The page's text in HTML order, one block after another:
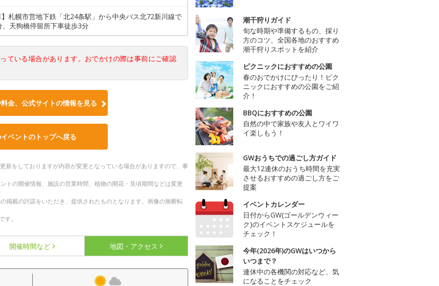
】札幌市営地下鉄「北24条駅」から中央バス北72新川線で
、天狗橋停留所下車徒歩3分
ている場合があります。おでかけの際は事前にご確認
金、公式サイトの情報を見る
ベントのトップへ戻る
新をしておりますが内容が変更となっている場合がありますので、事
トの開催情報、施設の営業時間、植物の開花・見頃期間などは変更
掲載の許諾をいただき、提供されたものとなります。画像の無断転
。
開催時間など 地図・アクセス
潮干狩りガイド
旬な時期や準備するもの、採り
方のコツ、全国各地のおすすめ
潮干狩りスポットを紹介
ピクニックにおすすめの公園
春のおでかけにぴったり！ピク
ニックにおすすめの公園をご紹
介！
BBQにおすすめの公園
自然の中で家族や友人とワイワ
イ楽しもう！
GWおうちでの過ごし方ガイド
最大12連休のおうち時間を充実
させるおすすめの過ごし方をご
提案
イベントカレンダー
日付からGW(ゴールデンウィー
ク)のイベントスケジュールを
チェック！
今年(2026年)のGWはいつから
いつまで？
連休中の各機関の対応など、気
になることをチェック